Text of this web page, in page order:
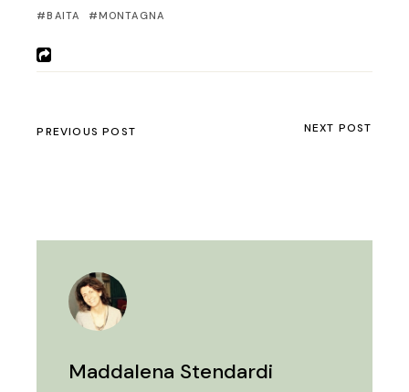
BAITA MONTAGNA
PREVIOUS POST NEXT POST
Maddalena Stendardi